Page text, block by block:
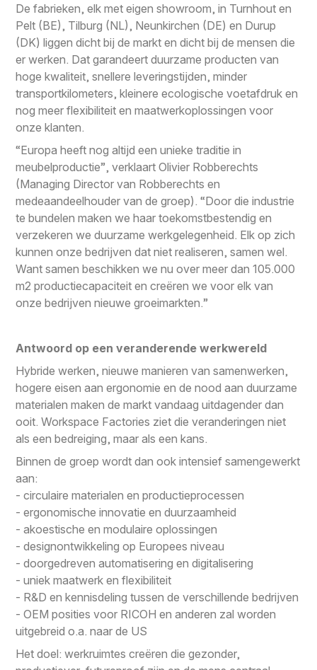
De fabrieken, elk met eigen showroom, in Turnhout en
Pelt (BE), Tilburg (NL), Neunkirchen (DE) en Durup
(DK) liggen dicht bij de markt en dicht bij de mensen die
er werken. Dat garandeert duurzame producten van
hoge kwaliteit, snellere leveringstijden, minder
transportkilometers, kleinere ecologische voetafdruk en
nog meer flexibiliteit en maatwerkoplossingen voor
onze klanten.
“Europa heeft nog altijd een unieke traditie in
meubelproductie”, verklaart Olivier Robberechts
(Managing Director van Robberechts en
medeaandeelhouder van de groep). “Door die industrie
te bundelen maken we haar toekomstbestendig en
verzekeren we duurzame werkgelegenheid. Elk op zich
kunnen onze bedrijven dat niet realiseren, samen wel.
Want samen beschikken we nu over meer dan 105.000
m2 productiecapaciteit en creëren we voor elk van
onze bedrijven nieuwe groeimarkten.”
Antwoord op een veranderende werkwereld
Hybride werken, nieuwe manieren van samenwerken,
hogere eisen aan ergonomie en de nood aan duurzame
materialen maken de markt vandaag uitdagender dan
ooit. Workspace Factories ziet die veranderingen niet
als een bedreiging, maar als een kans.
Binnen de groep wordt dan ook intensief samengewerkt
aan:
- circulaire materialen en productieprocessen
- ergonomische innovatie en duurzaamheid
- akoestische en modulaire oplossingen
- designontwikkeling op Europees niveau
- doorgedreven automatisering en digitalisering
- uniek maatwerk en flexibiliteit
- R&D en kennisdeling tussen de verschillende bedrijven
- OEM posities voor RICOH en anderen zal worden
uitgebreid o.a. naar de US
Het doel: werkruimtes creëren die gezonder,